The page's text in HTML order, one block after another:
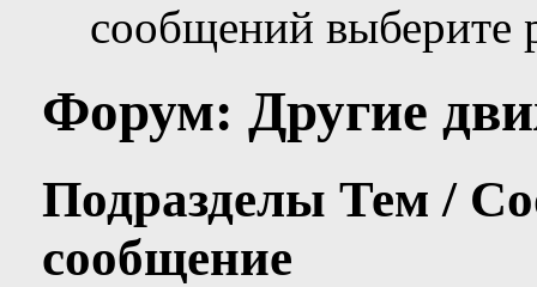
сообщений выберите
Форум: Другие
Подразделы Тем /
сообщение